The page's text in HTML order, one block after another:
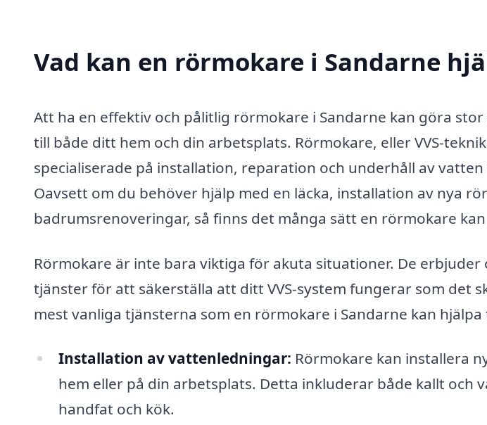
Vad kan en rörmokare i Sandarne
Att ha en effektiv och pålitlig rörmokare i Sandarne kan göra
till både ditt hem och din arbetsplats. Rörmokare, eller VVS-
specialiserade på installation, reparation och underhåll av
Oavsett om du behöver hjälp med en läcka, installation av nya
badrumsrenoveringar, så finns det många sätt en rörmokare
Rörmokare är inte bara viktiga för akuta situationer. De erbjuder
tjänster för att säkerställa att ditt VVS-system fungerar som det
mest vanliga tjänsterna som en rörmokare i Sandarne kan hjälpa
Installation av vattenledningar: Rörmokare kan installera
hem eller på din arbetsplats. Detta inkluderar både kallt och
handfat och kök.